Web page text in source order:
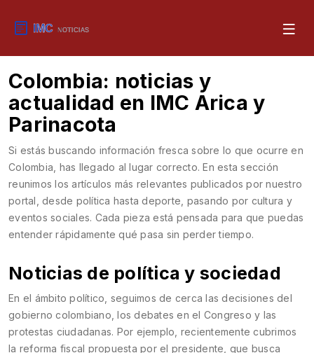
Colombia: noticias y
actualidad en IMC Arica y
Parinacota
Si estás buscando información fresca sobre lo que ocurre en
Colombia, has llegado al lugar correcto. En esta sección
reunimos los artículos más relevantes publicados por nuestro
portal, desde política hasta deporte, pasando por cultura y
eventos sociales. Cada pieza está pensada para que puedas
entender rápidamente qué pasa sin perder tiempo.
Noticias de política y sociedad
En el ámbito político, seguimos de cerca las decisiones del
gobierno colombiano, los debates en el Congreso y las
protestas ciudadanas. Por ejemplo, recientemente cubrimos
la reforma fiscal propuesta por el presidente, que busca